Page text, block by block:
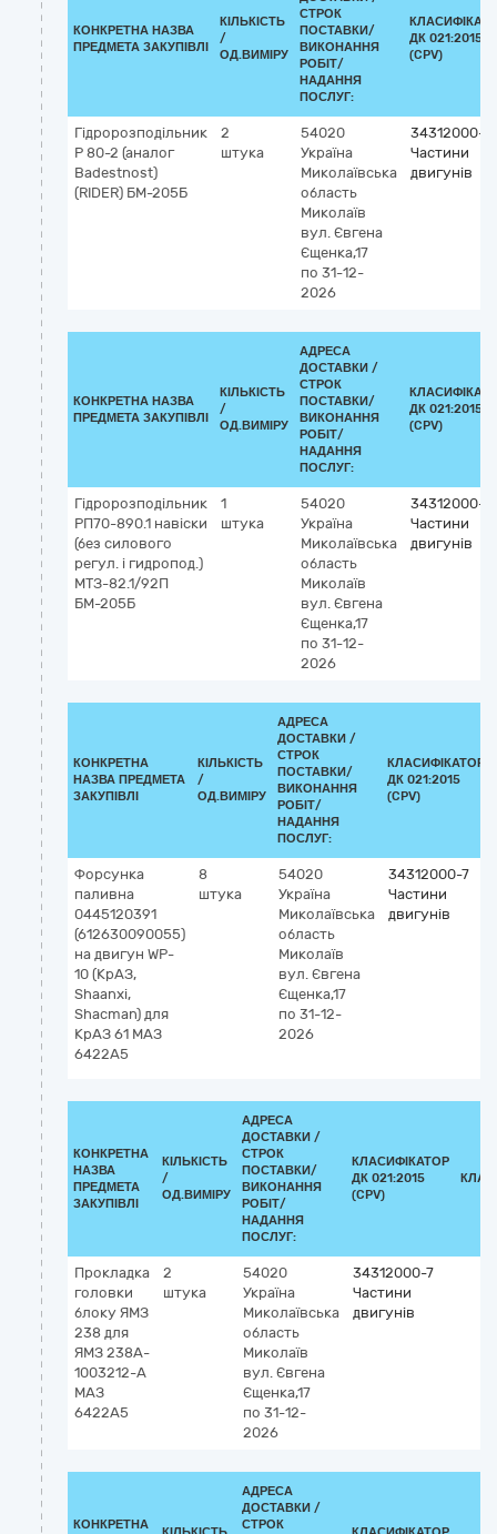
КОНКРЕТНА НАЗВА
ПРЕДМЕТА ЗАКУПІВЛІ
КІЛЬКІСТЬ
/
ОД.ВИМІРУ
СТРОК
ПОСТАВКИ/
ВИКОНАННЯ
РОБІТ/
НАДАННЯ
ПОСЛУГ:
ДК 021:2015
(CPV)
Гідророзподільник
Р 80-2 (аналог
Badestnost)
(RIDER) БМ-205Б
2
штука
54020
Україна
Миколаївська
область
Миколаїв
вул. Євгена
Єщенка,17
по 31-12-
2026
34312000-7
Частини
двигунів
КОНКРЕТНА НАЗВА
ПРЕДМЕТА ЗАКУПІВЛІ
КІЛЬКІСТЬ
/
ОД.ВИМІРУ
АДРЕСА
ДОСТАВКИ /
СТРОК
ПОСТАВКИ/
ВИКОНАННЯ
РОБІТ/
НАДАННЯ
ПОСЛУГ:
ДК 021:2015
(CPV)
Гідророзподільник
РП70-890.1 навіски
(без силового
регул. і гидропод.)
МТЗ-82.1/92П
БМ-205Б
1
штука
54020
Україна
Миколаївська
область
Миколаїв
вул. Євгена
Єщенка,17
по 31-12-
2026
34312000-7
Частини
двигунів
КОНКРЕТНА
НАЗВА ПРЕДМЕТА
ЗАКУПІВЛІ
КІЛЬКІСТЬ
/
ОД.ВИМІРУ
АДРЕСА
ДОСТАВКИ /
СТРОК
ПОСТАВКИ/
ВИКОНАННЯ
РОБІТ/
НАДАННЯ
ПОСЛУГ:
КЛАСИФІКАТОР
ДК 021:2015
(CPV)
Форсунка
паливна
0445120391
(612630090055)
на двигун WP-
10 (КрАЗ,
Shaanxi,
Shacman) для
КрАЗ 61 МАЗ
6422А5
8
штука
54020
Україна
Миколаївська
область
Миколаїв
вул. Євгена
Єщенка,17
по 31-12-
2026
34312000-7
Частини
двигунів
КОНКРЕТНА
НАЗВА
ПРЕДМЕТА
ЗАКУПІВЛІ
КІЛЬКІСТЬ
/
ОД.ВИМІРУ
АДРЕСА
ДОСТАВКИ /
СТРОК
ПОСТАВКИ/
ВИКОНАННЯ
РОБІТ/
НАДАННЯ
ПОСЛУГ:
КЛАСИФІКАТОР
ДК 021:2015
(CPV)
Прокладка
головки
блоку ЯМЗ
238 для
ЯМЗ 238A-
1003212-A
МАЗ
6422А5
2
штука
54020
Україна
Миколаївська
область
Миколаїв
вул. Євгена
Єщенка,17
по 31-12-
2026
34312000-7
Частини
двигунів
КОНКРЕТНА
АДРЕСА
ДОСТАВКИ /
СТРОК